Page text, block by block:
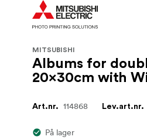
MITSUBISHI
Albums for
20x30cm with
Art.nr. 114868 Lev.art.nr.
På lager